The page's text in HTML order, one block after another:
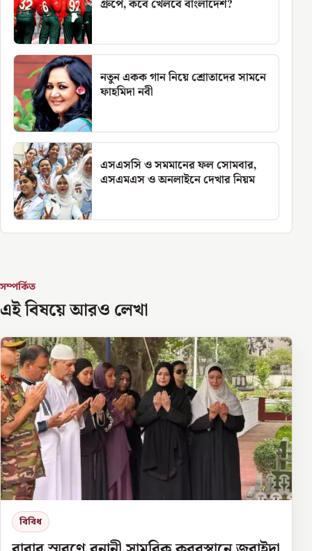
গ্রুপে, কবে খেলবে বাংলাদেশ?
নতুন একক গান নিয়ে শ্রোতাদের সামনে
ফাহমিদা নবী
এসএসসি ও সমমানের ফল সোমবার,
এসএমএস ও অনলাইনে দেখার নিয়ম
সম্পর্কিত
এই বিষয়ে আরও লেখা
বিবিধ